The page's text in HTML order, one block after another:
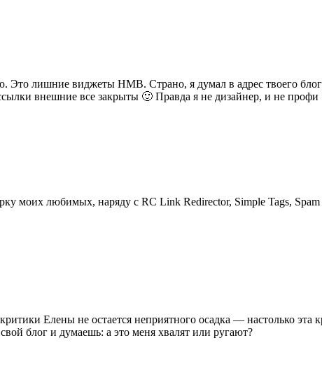
Это лишние виджеты НМВ. Страно, я думал в адрес твоего
внешние все закрыты 🙂 Правда я не дизайнер, и не
моих любимых, наряду с RC Link Redirector, Simple Tags,
Елены не остается неприятного осадка — настолько эта
блог и думаешь: а это меня хвалят или ругают?